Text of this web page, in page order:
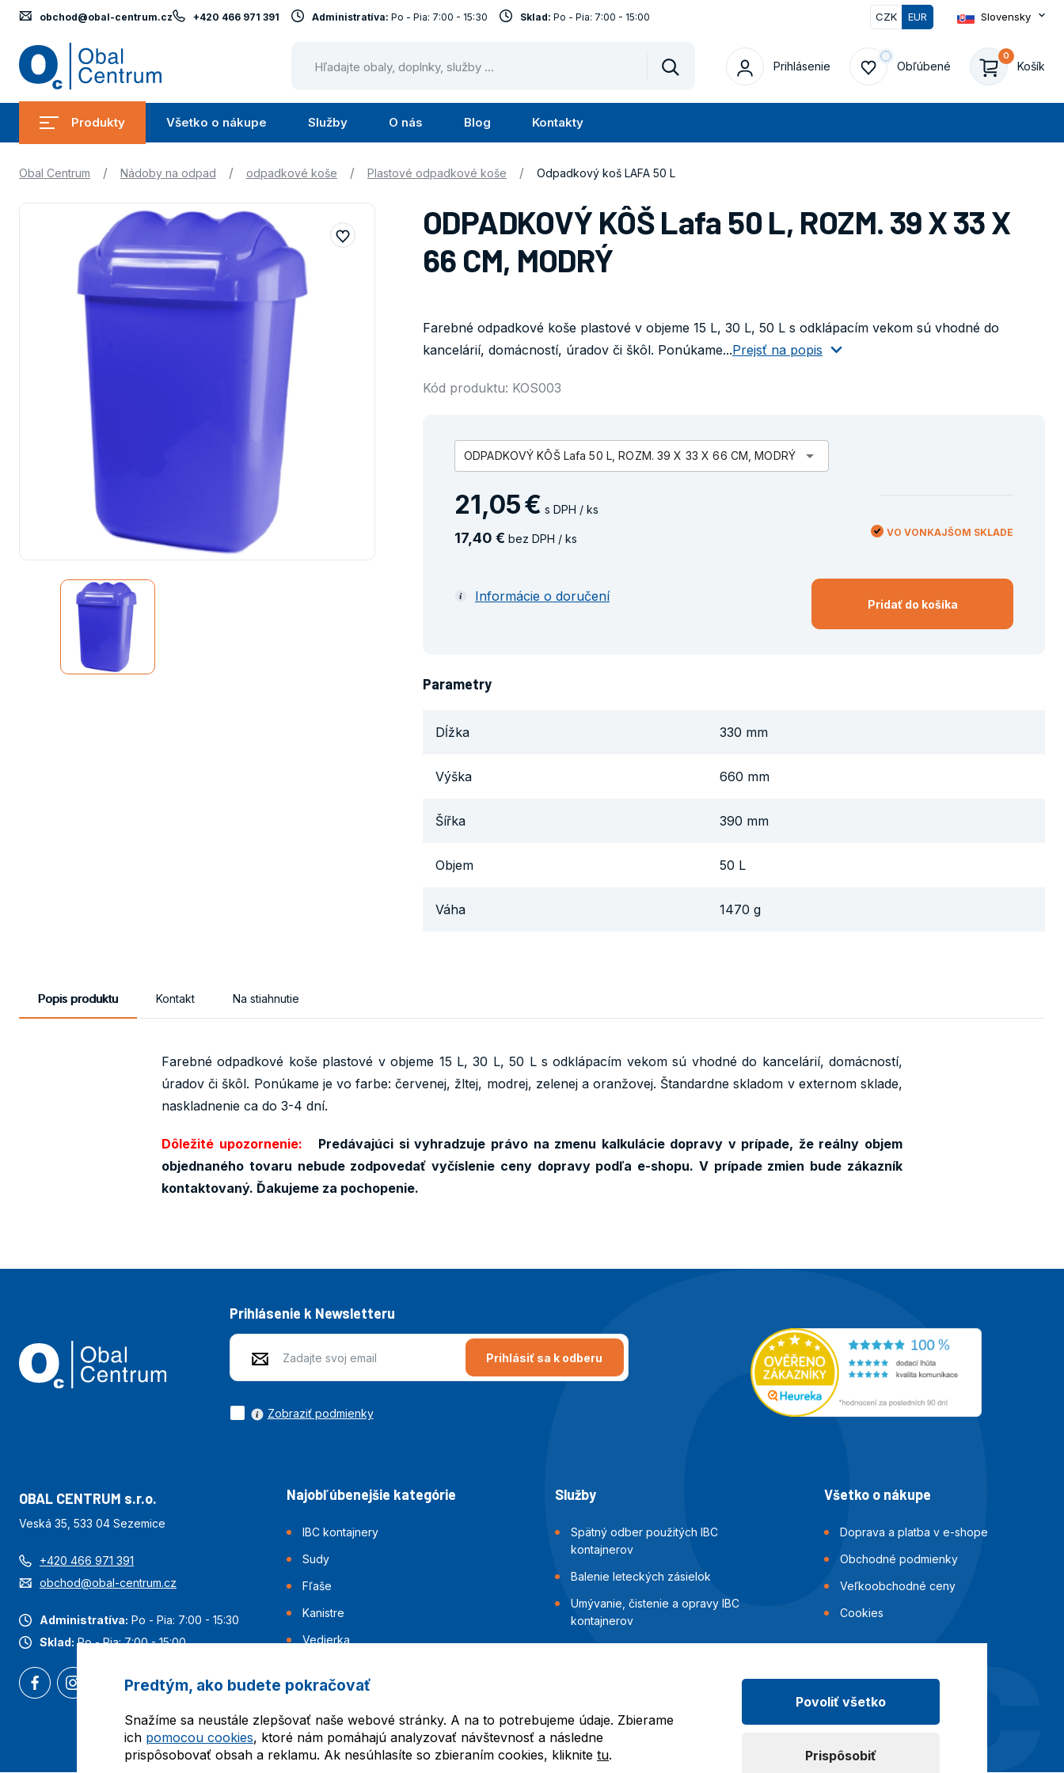
CZK EUR Slovensky
Vyhledat
Prihlásenie Obľúbené Košík
0
Produkty
Submenu
Produkty
Všetko o nákupe
Submenu
Všetko
Služby
Submenu
Služby
O nás
Submenu
O
Blog Kontakty
obchod@obal-centrum.cz +420 466 971 391 Administratíva: Po - Pia: 7:00 - 15:30 Sklad: Po - Pia: 7:00 - 15:00
Obal Centrum / Nádoby na odpad / odpadkové koše / Plastové odpadkové koše / Odpadkový koš LAFA 50 L
ODPADKOVÝ KÔŠ Lafa 50 L, ROZM. 39 X 33 X
66 CM, MODRÝ
Farebné odpadkové koše plastové v objeme 15 L, 30 L, 50 L s odklápacím vekom sú vhodné do
kancelárií, domácností, úradov či škôl. Ponúkame...Prejsť na popis
Kód produktu: KOS003
ODPADKOVÝ KÔŠ Lafa 50 L, ROZM. 39 X 33 X 66 CM, MODRÝ arrow_drop_down
21,05€ s DPH / ks
17, 40 € bez DPH / ks VO VONKAJŠOM SKLADE
Informácie o doručení Pridať do košíka
Parametry
Dĺžka 330 mm
Výška 660 mm
Šířka 390 mm
Objem 50 L
Váha 1470 g
Popis produktu Kontakt Na stiahnutie
Farebné odpadkové koše plastové v objeme 15 L, 30 L, 50 L s odklápacím vekom sú vhodné do kancelárií, domácností,
úradov či škôl. Ponúkame je vo farbe: červenej, žltej, modrej, zelenej a oranžovej. Štandardne skladom v externom sklade,
naskladnenie ca do 3-4 dní.
Dôležité upozornenie:
Predávajúci si vyhradzuje právo na zmenu kalkulácie dopravy v prípade, že reálny objem
objednaného tovaru nebude zodpovedať vyčíslenie ceny dopravy podľa e-shopu. V prípade zmien bude zákazník
kontaktovaný. Ďakujeme za pochopenie.
Prihlásenie k Newsletteru
Prihlásiť sa k odberu
Zobraziť podmienky
OBAL CENTRUM s.r.o.
Veská 35, 533 04 Sezemice
+420 466 971 391
obchod@obal-centrum.cz
Administratíva: Po - Pia: 7:00 - 15:30
Sklad: Po - Pia: 7:00 - 15:00
Najobľúbenejšie kategórie
IBC kontajnery
Sudy
Fľaše
Kanistre
Vedierka
Služby
Spätný odber použitých IBC
kontajnerov
Balenie leteckých zásielok
Umývanie, čistenie a opravy IBC
kontajnerov
Inšpekcia a skúšky tesnosti IBC
Všetko o nákupe
Doprava a platba v e-shope
Obchodné podmienky
Veľkoobchodné ceny
Cookies
Predtým, ako budete pokračovať
Snažíme sa neustále zlepšovať naše webové stránky. A na to potrebujeme údaje. Zbierame
ich pomocou cookies, ktoré nám pomáhajú analyzovať návštevnosť a následne
prispôsobovať obsah a reklamu. Ak nesúhlasíte so zbieraním cookies, kliknite tu. Prispôsobiť
Povoliť všetko